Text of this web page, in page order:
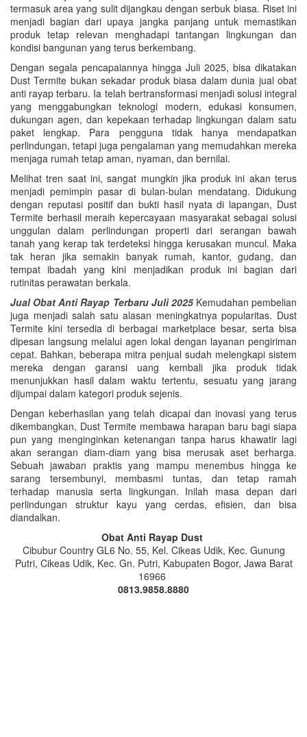
termasuk area yang sulit dijangkau dengan serbuk biasa. Riset ini
menjadi bagian dari upaya jangka panjang untuk memastikan
produk tetap relevan menghadapi tantangan lingkungan dan
kondisi bangunan yang terus berkembang.
Dengan segala pencapaiannya hingga Juli 2025, bisa dikatakan
Dust Termite bukan sekadar produk biasa dalam dunia jual obat
anti rayap terbaru. Ia telah bertransformasi menjadi solusi integral
yang menggabungkan teknologi modern, edukasi konsumen,
dukungan agen, dan kepekaan terhadap lingkungan dalam satu
paket lengkap. Para pengguna tidak hanya mendapatkan
perlindungan, tetapi juga pengalaman yang memudahkan mereka
menjaga rumah tetap aman, nyaman, dan bernilai.
Melihat tren saat ini, sangat mungkin jika produk ini akan terus
menjadi pemimpin pasar di bulan-bulan mendatang. Didukung
dengan reputasi positif dan bukti hasil nyata di lapangan, Dust
Termite berhasil meraih kepercayaan masyarakat sebagai solusi
unggulan dalam perlindungan properti dari serangan bawah
tanah yang kerap tak terdeteksi hingga kerusakan muncul. Maka
tak heran jika semakin banyak rumah, kantor, gudang, dan
tempat ibadah yang kini menjadikan produk ini bagian dari
rutinitas perawatan berkala.
Jual Obat Anti Rayap Terbaru Juli 2025Kemudahan pembelian
juga menjadi salah satu alasan meningkatnya popularitas. Dust
Termite kini tersedia di berbagai marketplace besar, serta bisa
dipesan langsung melalui agen lokal dengan layanan pengiriman
cepat. Bahkan, beberapa mitra penjual sudah melengkapi sistem
mereka dengan garansi uang kembali jika produk tidak
menunjukkan hasil dalam waktu tertentu, sesuatu yang jarang
dijumpai dalam kategori produk sejenis.
Dengan keberhasilan yang telah dicapai dan inovasi yang terus
dikembangkan, Dust Termite membawa harapan baru bagi siapa
pun yang menginginkan ketenangan tanpa harus khawatir lagi
akan serangan diam-diam yang bisa merusak aset berharga.
Sebuah jawaban praktis yang mampu menembus hingga ke
sarang tersembunyi, membasmi tuntas, dan tetap ramah
terhadap manusia serta lingkungan. Inilah masa depan dari
perlindungan struktur kayu yang cerdas, efisien, dan bisa
diandalkan.
Obat Anti Rayap Dust
Cibubur Country GL6 No. 55, Kel. Cikeas Udik, Kec. Gunung
Putri, Cikeas Udik, Kec. Gn. Putri, Kabupaten Bogor, Jawa Barat
16966
0813.9858.8880